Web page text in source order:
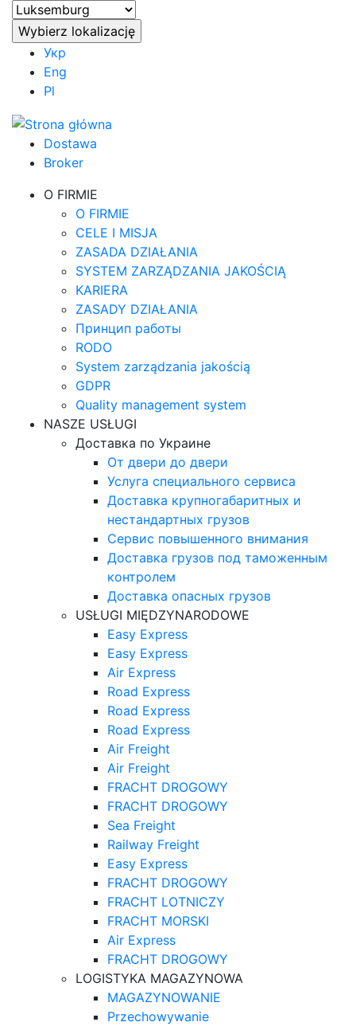
Укр
Eng
Pl
Dostawa
Broker
O FIRMIE
O FIRMIE
CELE I MISJA
ZASADA DZIAŁANIA
SYSTEM ZARZĄDZANIA JAKOŚCIĄ
KARIERA
ZASADY DZIAŁANIA
Принцип работы
RODO
System zarządzania jakością
GDPR
Quality management system
NASZE USŁUGI
Доставка по Украине
От двери до двери
Услуга специального сервиса
Доставка крупногабаритных и
нестандартных грузов
Сервис повышенного внимания
Доставка грузов под таможенным
контролем
Доставка опасных грузов
USŁUGI MIĘDZYNARODOWE
Easy Express
Easy Express
Air Express
Road Express
Road Express
Road Express
Air Freight
Air Freight
FRACHT DROGOWY
FRACHT DROGOWY
Sea Freight
Railway Freight
Easy Express
FRACHT DROGOWY
FRACHT LOTNICZY
FRACHT MORSKI
Air Express
FRACHT DROGOWY
LOGISTYKA MAGAZYNOWA
MAGAZYNOWANIE
Przechowywanie